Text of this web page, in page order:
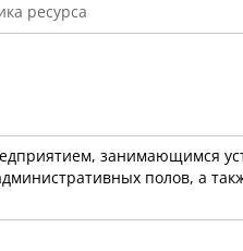
ресурса
занимающимся
полов, а